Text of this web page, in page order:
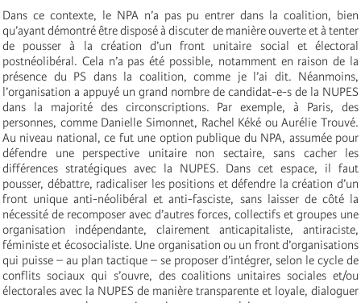
Dans ce contexte, le NPA n’a pas pu entrer dans la coalition, bien
qu’ayant démontré être disposé à discuter de manière ouverte et à tenter
de pousser à la création d’un front unitaire social et électoral
postnéolibéral. Cela n’a pas été possible, notamment en raison de la
présence du PS dans la coalition, comme je l’ai dit. Néanmoins,
l’organisation a appuyé un grand nombre de candidat-e-s de la NUPES
dans la majorité des circonscriptions. Par exemple, à Paris, des
personnes, comme Danielle Simonnet, Rachel Kéké ou Aurélie Trouvé.
Au niveau national, ce fut une option publique du NPA, assumée pour
défendre une perspective unitaire non sectaire, sans cacher les
différences stratégiques avec la NUPES. Dans cet espace, il faut
pousser, débattre, radicaliser les positions et défendre la création d’un
front unique anti-néolibéral et anti-fasciste, sans laisser de côté la
nécessité de recomposer avec d’autres forces, collectifs et groupes une
organisation indépendante, clairement anticapitaliste, antiraciste,
féministe et écosocialiste. Une organisation ou un front d’organisations
qui puisse – au plan tactique – se proposer d’intégrer, selon le cycle de
conflits sociaux qui s’ouvre, des coalitions unitaires sociales et/ou
électorales avec la NUPES de manière transparente et loyale, dialoguer